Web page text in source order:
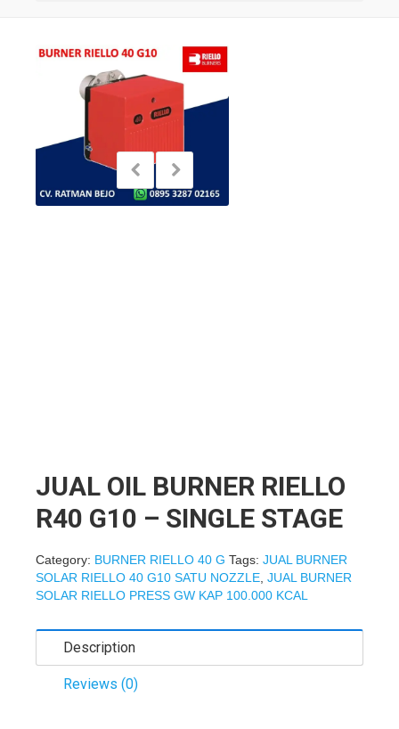
JUAL OIL BURNER RIELLO
R40 G10 – SINGLE STAGE
Category: BURNER RIELLO 40 G Tags: JUAL BURNER
SOLAR RIELLO 40 G10 SATU NOZZLE JUAL BURNER
SOLAR RIELLO PRESS GW KAP 100.000 KCAL
Description
Reviews (0)